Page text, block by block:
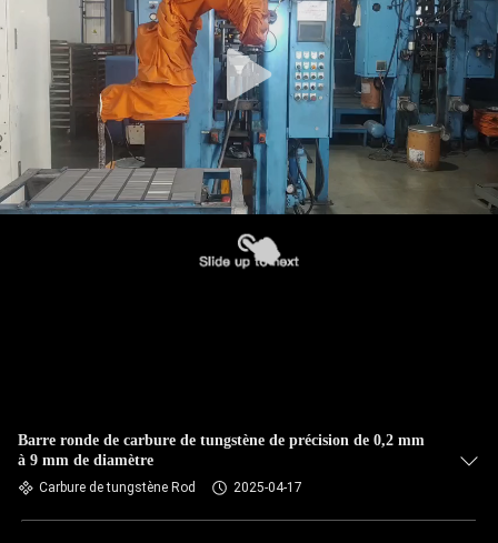
Barre ronde de carbure de tungstène de précision de 0,2 mm
à 9 mm de diamètre
Carbure de tungstène Rod 2025-04-17